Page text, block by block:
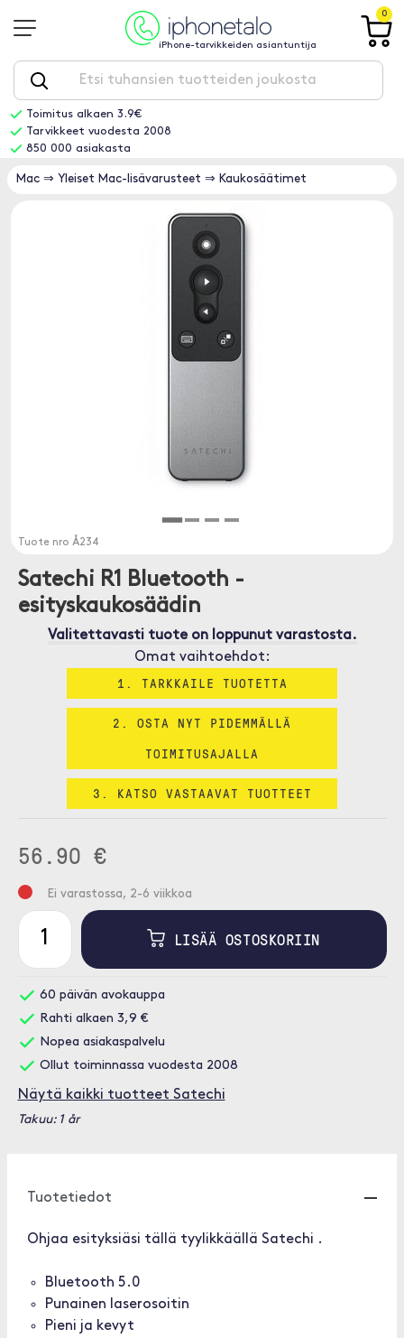
iPhone-tarvikkeiden asiantuntija
0
Toimitus alkaen 3.9€
Tarvikkeet vuodesta 2008
850 000 asiakasta
Mac ⇒ Yleiset Mac-lisävarusteet ⇒ Kaukosäätimet
Tuote nro Å234
Satechi R1 Bluetooth -
esityskaukosäädin
Valitettavasti tuote on loppunut varastosta.
Omat vaihtoehdot:
1. TARKKAILE TUOTETTA
2. OSTA NYT PIDEMMÄLLÄ
TOIMITUSAJALLA
3. KATSO VASTAAVAT TUOTTEET
56.90 €
Ei varastossa, 2-6 viikkoa
LISÄÄ OSTOSKORIIN
60 päivän avokauppa
Rahti alkaen 3,9 €
Nopea asiakaspalvelu
Ollut toiminnassa vuodesta 2008
Näytä kaikki tuotteet Satechi
Takuu: 1 år
Tuotetiedot
Ohjaa esityksiäsi tällä tyylikkäällä Satechi .
Bluetooth 5.0
Punainen laserosoitin
Pieni ja kevyt